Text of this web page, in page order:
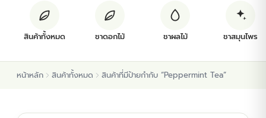
ต้นพันธุ์สมุนไพร
ต้นพันธุ์ไม้ป่า
สินค้าทั้งหมด ชาดอกไม้ ชาผลไม้ ชาสมุนไพร
หน้าหลัก สินค้าทั้งหมด สินค้าที่มีป้ายกำกับ “Peppermint Tea”